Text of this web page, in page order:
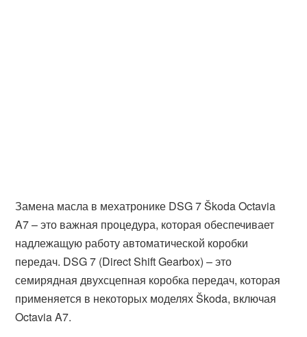
Замена масла в мехатронике DSG 7 Škoda Octavia
A7 – это важная процедура, которая обеспечивает
надлежащую работу автоматической коробки
передач. DSG 7 (Direct Shift Gearbox) – это
семирядная двухсцепная коробка передач, которая
применяется в некоторых моделях Škoda, включая
Octavia A7.